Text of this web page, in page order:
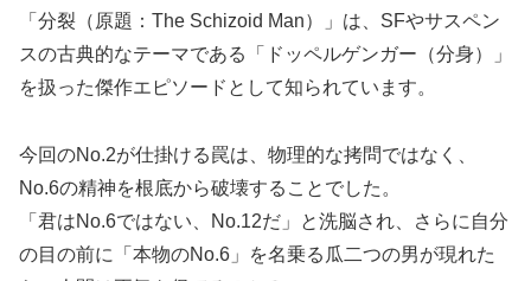
「分裂（原題：The Schizoid Man）」は、SFやサスペン
スの古典的なテーマである「ドッペルゲンガー（分身）」
を扱った傑作エピソードとして知られています。
今回のNo.2が仕掛ける罠は、物理的な拷問ではなく、
No.6の精神を根底から破壊することでした。
「君はNo.6ではない、No.12だ」と洗脳され、さらに自分
の目の前に「本物のNo.6」を名乗る瓜二つの男が現れた